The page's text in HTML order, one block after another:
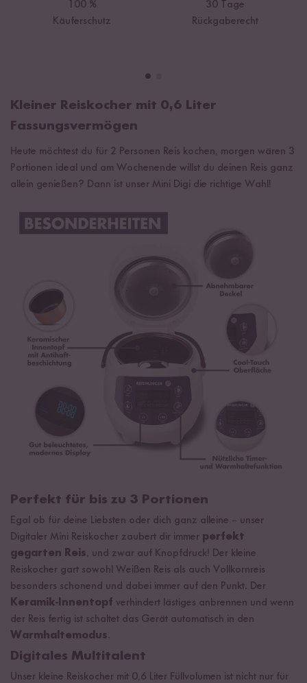
100 %
Käuferschutz
30 Tage
Rückgaberecht
Kleiner Reiskocher mit 0,6 Liter
Fassungsvermögen
Heute möchtest du für 2 Personen Reis kochen, morgen wären 3
Portionen ideal und am Wochenende willst du deinen Reis ganz
allein genießen? Dann ist unser Mini Digi die richtige Wahl!
Perfekt für bis zu 3 Portionen
Egal ob für deine Liebsten oder dich ganz alleine – unser
Digitaler Mini Reiskocher zaubert dir immer perfekt
gegarten Reis, und zwar auf Knopfdruck! Der kleine
Reiskocher gart sowohl Weißen Reis als auch Vollkornreis
besonders schonend und dabei immer auf den Punkt. Der
Keramik-Innentopf verhindert lästiges anbrennen und wenn
der Reis fertig ist schaltet das Gerät automatisch in den
Warmhaltemodus.
Digitales Multitalent
Unser kleine Reiskocher mit 0,6 Liter Füllvolumen ist nicht nur für